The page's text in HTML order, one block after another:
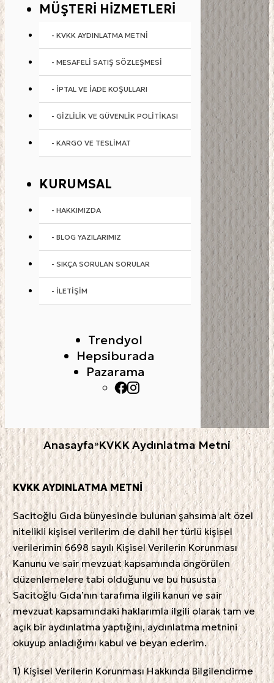
MÜŞTERI HIZMETLERI
- KVKK AYDINLATMA METNI
- MESAFELI SATIŞ SÖZLEŞMESI
- İPTAL VE İADE KOŞULLARI
- GIZLILIK VE GÜVENLIK POLITIKASI
- KARGO VE TESLIMAT
KURUMSAL
- HAKKIMIZDA
- BLOG YAZILARIMIZ
- SIKÇA SORULAN SORULAR
- İLETIŞIM
Trendyol
Hepsiburada
Pazarama
Anasayfa»KVKK Aydınlatma Metni
KVKK AYDINLATMA METNİ
Sacitoğlu Gıda bünyesinde bulunan şahsıma ait özel
nitelikli kişisel verilerim de dahil her türlü kişisel
verilerimin 6698 sayılı Kişisel Verilerin Korunması
Kanunu ve sair mevzuat kapsamında öngörülen
düzenlemelere tabi olduğunu ve bu hususta
Sacitoğlu Gıda’nın tarafıma ilgili kanun ve sair
mevzuat kapsamındaki haklarımla ilgili olarak tam ve
açık bir aydınlatma yaptığını, aydınlatma metnini
okuyup anladığımı kabul ve beyan ederim.
1) Kişisel Verilerin Korunması Hakkında Bilgilendirme